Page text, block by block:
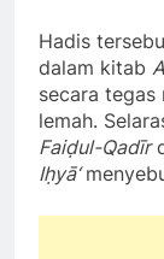
Hadis
dalam kitab
secara tegas
lemah.
Faiḍul-Qadīr
Iḥyā‘